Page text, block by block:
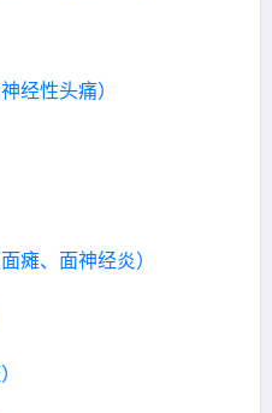
经性头痛）
瘫、面神经炎）